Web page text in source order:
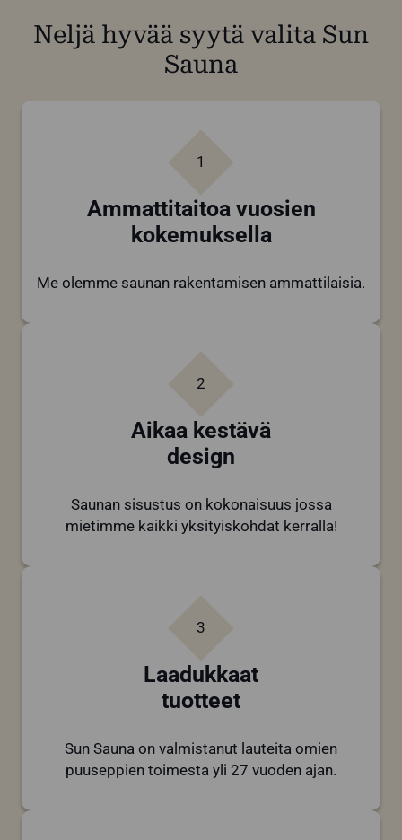
Neljä hyvää syytä valita Sun
Sauna
1
Ammattitaitoa vuosien
kokemuksella
Me olemme saunan rakentamisen ammattilaisia.
2
Aikaa kestävä
design
Saunan sisustus on kokonaisuus jossa
mietimme kaikki yksityiskohdat kerralla!
3
Laadukkaat
tuotteet
Sun Sauna on valmistanut lauteita omien
puuseppien toimesta yli 27 vuoden ajan.